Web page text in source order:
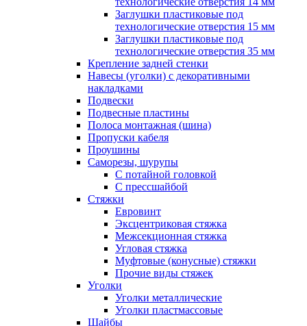
Заглушки пластиковые под
технологические отверстия 15 мм
Заглушки пластиковые под
технологические отверстия 35 мм
Крепление задней стенки
Навесы (уголки) с декоративными
накладками
Подвески
Подвесные пластины
Полоса монтажная (шина)
Пропуски кабеля
Проушины
Саморезы, шурупы
С потайной головкой
С прессшайбой
Стяжки
Евровинт
Эксцентриковая стяжка
Межсекционная стяжка
Угловая стяжка
Муфтовые (конусные) стяжки
Прочие виды стяжек
Уголки
Уголки металлические
Уголки пластмассовые
Шайбы